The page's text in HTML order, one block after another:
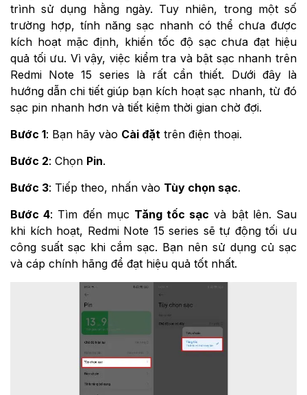
trình sử dụng hằng ngày. Tuy nhiên, trong một số
trường hợp, tính năng sạc nhanh có thể chưa được
kích hoạt mặc định, khiến tốc độ sạc chưa đạt hiệu
quả tối ưu. Vì vậy, việc kiểm tra và bật sạc nhanh trên
Redmi Note 15 series là rất cần thiết. Dưới đây là
hướng dẫn chi tiết giúp bạn kích hoạt sạc nhanh, từ đó
sạc pin nhanh hơn và tiết kiệm thời gian chờ đợi.
Bước 1: Bạn hãy vào Cài đặt trên điện thoại.
Bước 2: Chọn Pin.
Bước 3: Tiếp theo, nhấn vào Tùy chọn sạc.
Bước 4: Tìm đến mục Tăng tốc sạc và bật lên. Sau
khi kích hoạt, Redmi Note 15 series sẽ tự động tối ưu
công suất sạc khi cắm sạc. Bạn nên sử dụng củ sạc
và cáp chính hãng để đạt hiệu quả tốt nhất.